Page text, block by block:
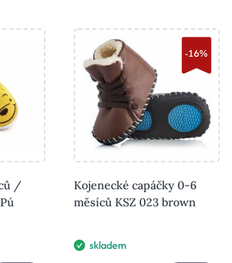
/
-16%
Kojenecké capáčky 0-6
měsíců KSZ 023 brown
skladem